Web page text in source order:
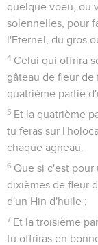
quelque voeu, ou
solennelles, pour
l'Eternel, du gros
4 Celui qui offrira
gâteau de fleur
quatrième partie
5 Et la quatrième
tu feras sur
chaque agneau.
6 Que si c'est pour
dixièmes de fleur
d'un Hin d'huile ;
7 Et la troisième
tu offriras en